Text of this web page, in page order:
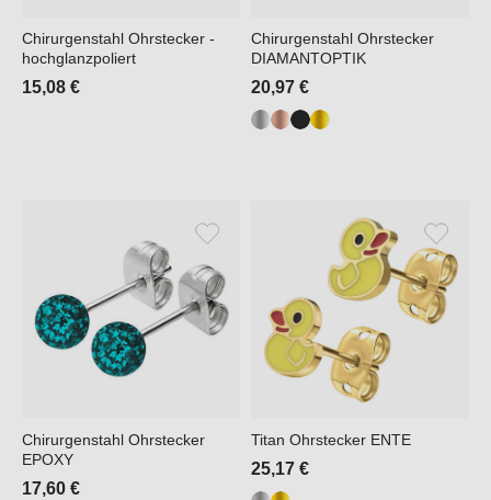
Chirurgenstahl Ohrstecker -
hochglanzpoliert
15,08 €
Chirurgenstahl Ohrstecker
DIAMANTOPTIK
20,97 €
Chirurgenstahl Ohrstecker
EPOXY
17,60 €
Titan Ohrstecker ENTE
25,17 €